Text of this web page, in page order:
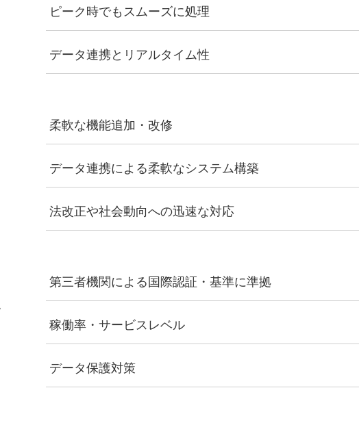
ピーク時でもスムーズに処理
データ連携とリアルタイム性
柔軟な機能追加・改修
データ連携による柔軟なシステム構築
法改正や社会動向への迅速な対応
第三者機関による国際認証・基準に準拠
稼働率・サービスレベル
データ保護対策